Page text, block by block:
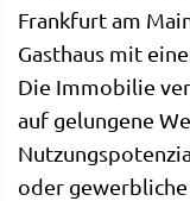
Frankfurt am
Gasthaus mit
Die Immobilie
auf gelungene
oder gewerbliche